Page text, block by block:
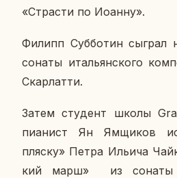
«Стра­сти по Иоанну».
Филипп Суб­бо­тин сыграл
сонаты ита­льян­ско­го
Скар­лат­ти.
Затем сту­дент школы
пи­а­нист Ян Ям­щи­ков
пляску» Петра Ильича
кий марш» из сонаты